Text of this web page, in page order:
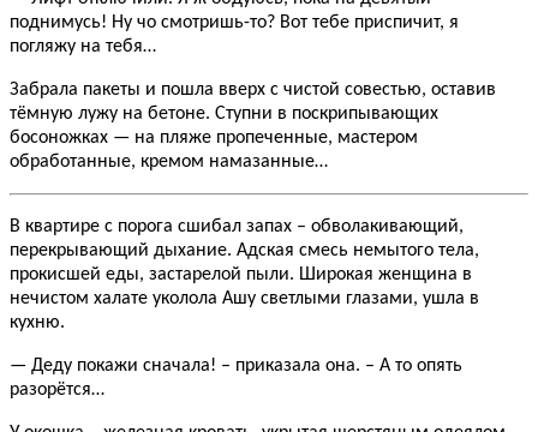
поднимусь! Ну чо смотришь-то? Вот тебе приспичит, я
погляжу на тебя…
Забрала пакеты и пошла вверх с чистой совестью, оставив
тёмную лужу на бетоне. Ступни в поскрипывающих
босоножках — на пляже пропеченные, мастером
обработанные, кремом намазанные…
В квартире с порога сшибал запах – обволакивающий,
перекрывающий дыхание. Адская смесь немытого тела,
прокисшей еды, застарелой пыли. Широкая женщина в
нечистом халате уколола Ашу светлыми глазами, ушла в
кухню.
— Деду покажи сначала! – приказала она. – А то опять
разорётся…